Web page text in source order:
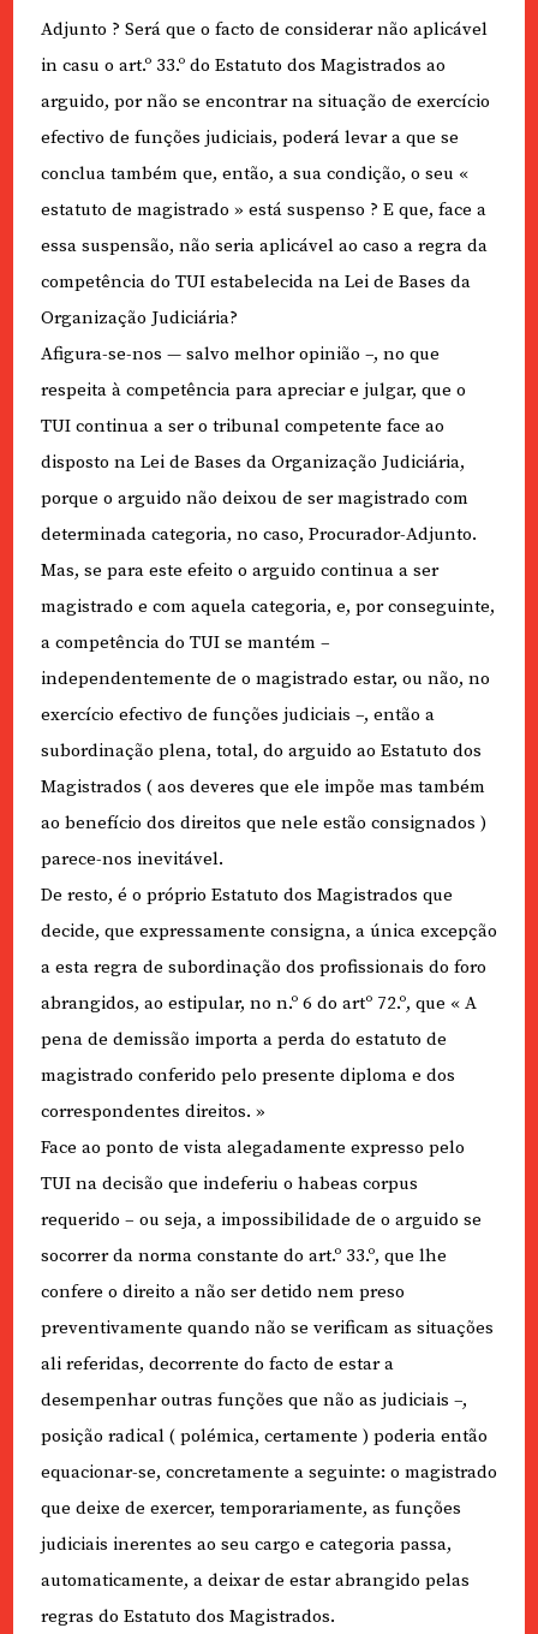
Adjunto ? Será que o facto de considerar não aplicável
in casu o art.º 33.º do Estatuto dos Magistrados ao
arguido, por não se encontrar na situação de exercício
efectivo de funções judiciais, poderá levar a que se
conclua também que, então, a sua condição, o seu «
estatuto de magistrado » está suspenso ? E que, face a
essa suspensão, não seria aplicável ao caso a regra da
competência do TUI estabelecida na Lei de Bases da
Organização Judiciária?
Afigura-se-nos — salvo melhor opinião –, no que
respeita à competência para apreciar e julgar, que o
TUI continua a ser o tribunal competente face ao
disposto na Lei de Bases da Organização Judiciária,
porque o arguido não deixou de ser magistrado com
determinada categoria, no caso, Procurador-Adjunto.
Mas, se para este efeito o arguido continua a ser
magistrado e com aquela categoria, e, por conseguinte,
a competência do TUI se mantém –
independentemente de o magistrado estar, ou não, no
exercício efectivo de funções judiciais –, então a
subordinação plena, total, do arguido ao Estatuto dos
Magistrados ( aos deveres que ele impõe mas também
ao benefício dos direitos que nele estão consignados )
parece-nos inevitável.
De resto, é o próprio Estatuto dos Magistrados que
decide, que expressamente consigna, a única excepção
a esta regra de subordinação dos profissionais do foro
abrangidos, ao estipular, no n.º 6 do artº 72.º, que « A
pena de demissão importa a perda do estatuto de
magistrado conferido pelo presente diploma e dos
correspondentes direitos. »
Face ao ponto de vista alegadamente expresso pelo
TUI na decisão que indeferiu o habeas corpus
requerido – ou seja, a impossibilidade de o arguido se
socorrer da norma constante do art.º 33.º, que lhe
confere o direito a não ser detido nem preso
preventivamente quando não se verificam as situações
ali referidas, decorrente do facto de estar a
desempenhar outras funções que não as judiciais –,
posição radical ( polémica, certamente ) poderia então
equacionar-se, concretamente a seguinte: o magistrado
que deixe de exercer, temporariamente, as funções
judiciais inerentes ao seu cargo e categoria passa,
automaticamente, a deixar de estar abrangido pelas
regras do Estatuto dos Magistrados.